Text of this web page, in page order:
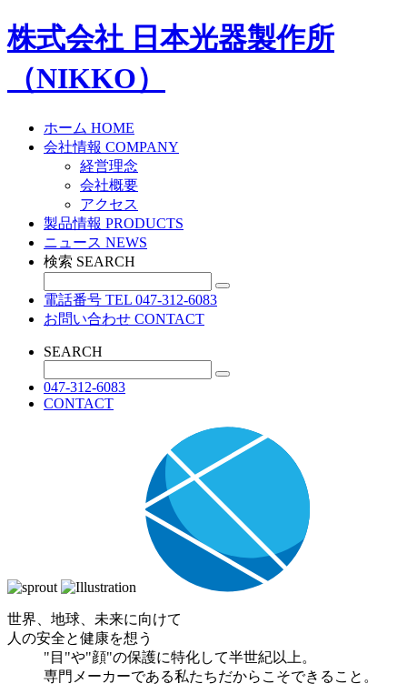
株式会社 日本光器製作所
（NIKKO）
ホーム HOME
会社情報 COMPANY
経営理念
会社概要
アクセス
製品情報 PRODUCTS
ニュース NEWS
検索 SEARCH
電話番号 TEL 047-312-6083
お問い合わせ CONTACT
SEARCH
047-312-6083
CONTACT
世界、地球、未来に向けて
人の安全と健康を想う
"目"や"顔"の保護に特化して半世紀以上。
専門メーカーである私たちだからこそできること。